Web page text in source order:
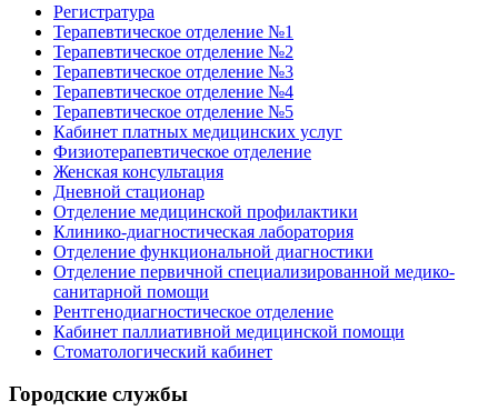
Регистратура
Терапевтическое отделение №1
Терапевтическое отделение №2
Терапевтическое отделение №3
Терапевтическое отделение №4
Терапевтическое отделение №5
Кабинет платных медицинских услуг
Физиотерапевтическое отделение
Женская консультация
Дневной стационар
Отделение медицинской профилактики
Клинико-диагностическая лаборатория
Отделение функциональной диагностики
Отделение первичной специализированной медико-
санитарной помощи
Рентгенодиагностическое отделение
Кабинет паллиативной медицинской помощи
Стоматологический кабинет
Городские службы